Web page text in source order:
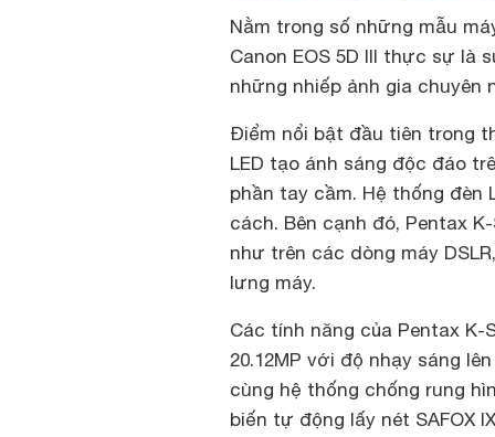
Nằm trong số những mẫu
Canon EOS 5D III thực sự
những nhiếp ảnh gia chuyên
Điểm nổi bật đầu tiên trong
LED tạo ánh sáng độc đáo
phần tay cầm. Hệ thống đèn
cách. Bên cạnh đó, Pentax
như trên các dòng máy
lưng máy.
Các tính năng của Pentax
20.12MP với độ nhạy sáng
cùng hệ thống chống rung
biến tự động lấy nét SAFOX